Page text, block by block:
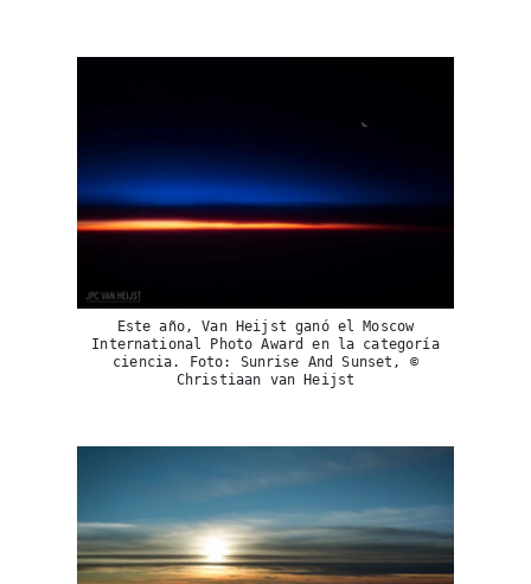
Este año, Van Heijst ganó el Moscow
International Photo Award en la categoría
ciencia. Foto: Sunrise And Sunset, ©
Christiaan van Heijst
Suscribirme